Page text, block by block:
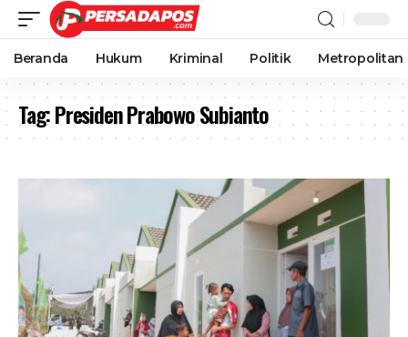
Beranda Hukum Kriminal Politik Metropolitan
Tag:Presiden Prabowo Subianto